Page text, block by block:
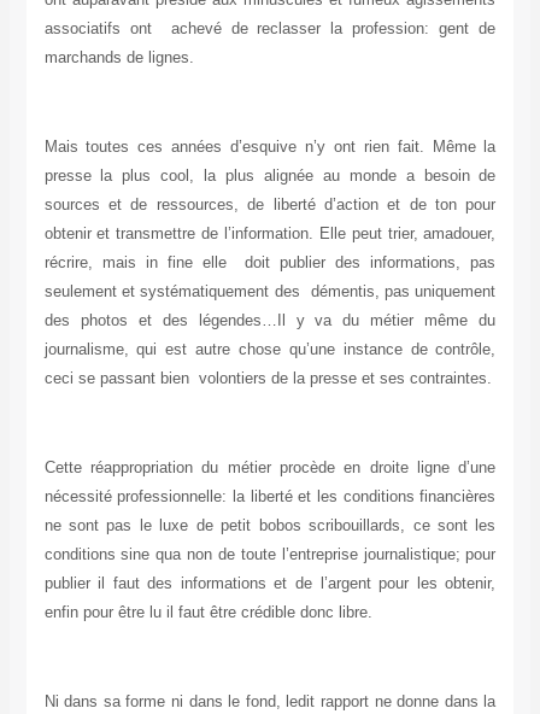
associatifs ont achevé de reclasser la profession: gent de
marchands de lignes.
Mais toutes ces années d’esquive n’y ont rien fait. Même la
presse la plus cool, la plus alignée au monde a besoin de
sources et de ressources, de liberté d’action et de ton pour
obtenir et transmettre de l’information. Elle peut trier, amadouer,
récrire, mais in fine elle doit publier des informations, pas
seulement et systématiquement des démentis, pas uniquement
des photos et des légendes…Il y va du métier même du
journalisme, qui est autre chose qu’une instance de contrôle,
ceci se passant bien volontiers de la presse et ses contraintes.
Cette réappropriation du métier procède en droite ligne d’une
nécessité professionnelle: la liberté et les conditions financières
ne sont pas le luxe de petit bobos scribouillards, ce sont les
conditions sine qua non de toute l’entreprise journalistique; pour
publier il faut des informations et de l’argent pour les obtenir,
enfin pour être lu il faut être crédible donc libre.
Ni dans sa forme ni dans le fond, ledit rapport ne donne dans la